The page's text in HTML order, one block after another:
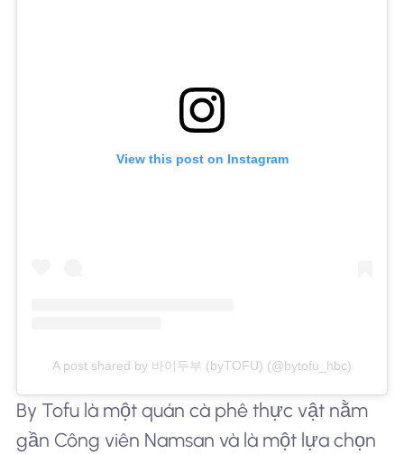
View this post on Instagram
A post shared by 바이두부 (byTOFU) (@bytofu_hbc)
By Tofu là một quán cà phê thực vật nằm
gần Công viên Namsan và là một lựa chọn